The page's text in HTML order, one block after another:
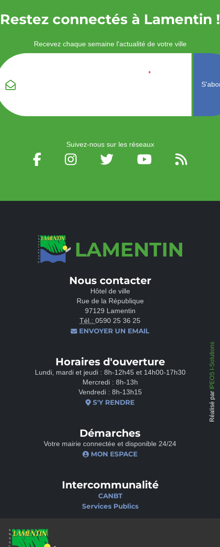
LAMENTIN
Nous contacter
Hôtel de ville
Rue de la République
97129 Lamentin
Tél.: 0590 25 36 25
ENVOYER UN EMAIL
Horaires d'ouverture
Lundi, mardi et jeudi : 8h-12h45 et 14h00-17h30
Mercredi : 8h-13h
Vendredi : 8h-13h15
S'Y RENDRE
Démarches
Votre mairie connectée et disponible 24/24
MON ESPACE
Intercommunalité
CANBT
Services Publics
Restez connectés à Lamentin !
Recevez chaque semaine l'actualité de votre ville
*
Suivez-nous sur les réseaux
Réalisé par
IPEOS I-Solutions